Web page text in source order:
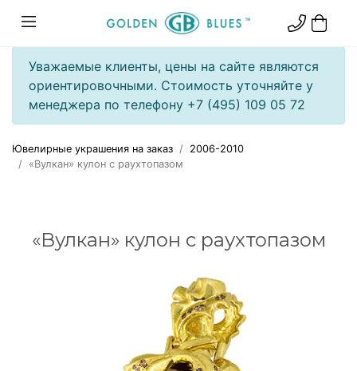
Уважаемые клиенты, цены на сайте являются
ориентировочными. Стоимость уточняйте у
менеджера по телефону +7 (495) 109 05 72
Ювелирные украшения на заказ
2006-2010
«Вулкан» кулон с раухтопазом
«Вулкан» кулон с раухтопазом